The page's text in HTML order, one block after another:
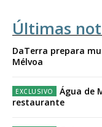
Últimas
DaTerra prepara
Mélvoa
Água de
restaurante